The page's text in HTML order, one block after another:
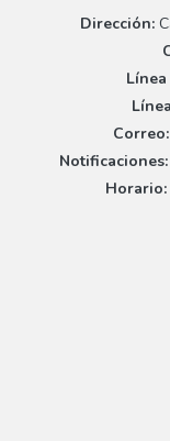
Dirección:
Correo:
Notificaciones:
Horario: